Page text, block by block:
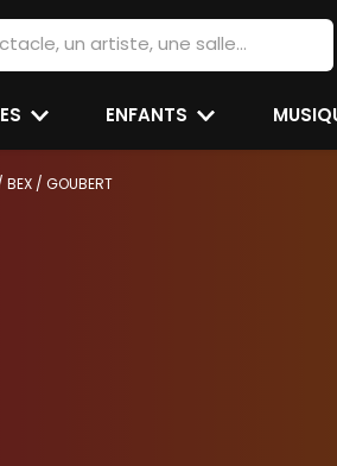
ENFANTS
BEX / GOUBERT